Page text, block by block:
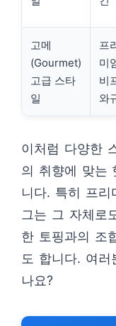
고메
(Gourmet)
고급 스타
일
프
미
비
와
이처럼 다양한
의 취향에 맞는
니다. 특히 프리
그는 그 자체로
한 토핑과의 조
도 합니다. 여러
나요?